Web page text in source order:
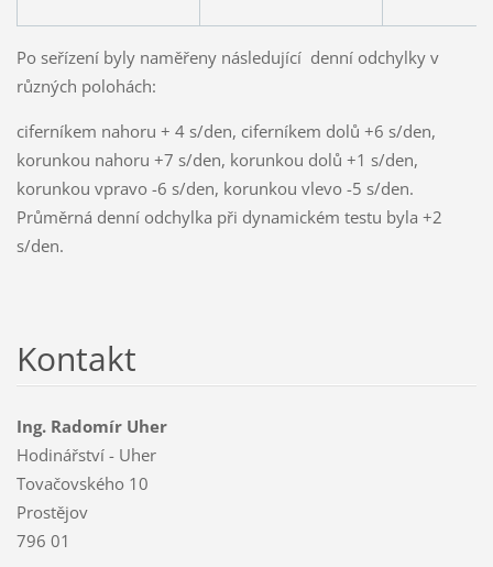
Po seřízení byly naměřeny následující denní odchylky v
různých polohách:
ciferníkem nahoru + 4 s/den, ciferníkem dolů +6 s/den,
korunkou nahoru +7 s/den, korunkou dolů +1 s/den,
korunkou vpravo -6 s/den, korunkou vlevo -5 s/den.
Průměrná denní odchylka při dynamickém testu byla +2
s/den.
Kontakt
Ing. Radomír Uher
Hodinářství - Uher
Tovačovského 10
Prostějov
796 01